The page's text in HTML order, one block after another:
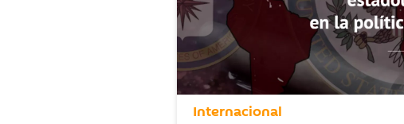
Internacional